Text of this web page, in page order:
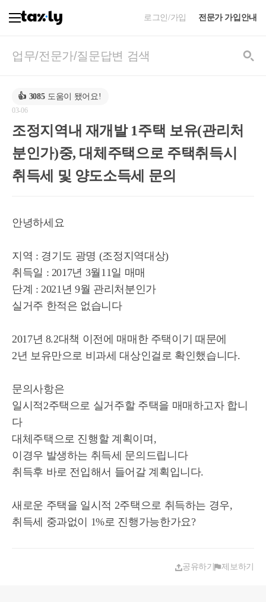
로그인/가입 전문가 가입안내
👍 3085 도움이 됐어요!
03-06
조정지역내 재개발 1주택 보유(관리처
분인가)중, 대체주택으로 주택취득시
취득세 및 양도소득세 문의
안녕하세요
지역 : 경기도 광명 (조정지역대상)
취득일 : 2017년 3월11일 매매
단계 : 2021년 9월 관리처분인가
실거주 한적은 없습니다
2017년 8.2대책 이전에 매매한 주택이기 때문에
2년 보유만으로 비과세 대상인걸로 확인했습니다.
문의사항은
일시적2주택으로 실거주할 주택을 매매하고자 합니
다
대체주택으로 진행할 계획이며,
이경우 발생하는 취득세 문의드립니다
취득후 바로 전입해서 들어갈 계획입니다.
새로운 주택을 일시적 2주택으로 취득하는 경우,
취득세 중과없이 1%로 진행가능한가요?
공유하기 제보하기